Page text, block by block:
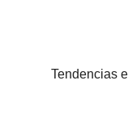
Tendencias